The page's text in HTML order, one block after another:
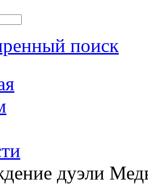
поиск
дуэли